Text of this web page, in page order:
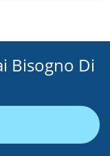
Bisogno Di